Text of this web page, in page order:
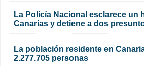
La Policía Nacional esclarece un
Canarias y detiene a dos
La población residente en
2.277.705 personas